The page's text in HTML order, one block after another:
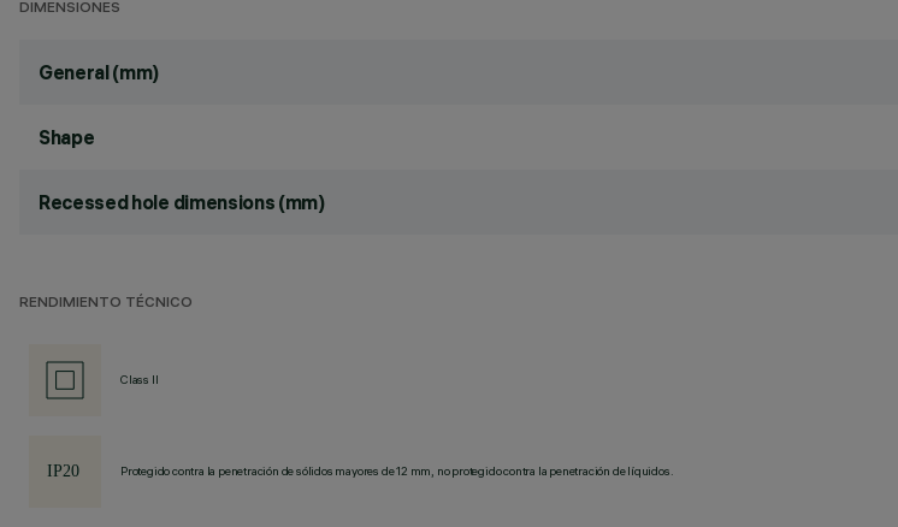
DIMENSIONES
General (mm)
Shape
Recessed hole dimensions (mm)
RENDIMIENTO TÉCNICO
Class II
Protegido contra la penetración de sólidos mayores de 12 mm, no protegido contra la penetración de líquidos.